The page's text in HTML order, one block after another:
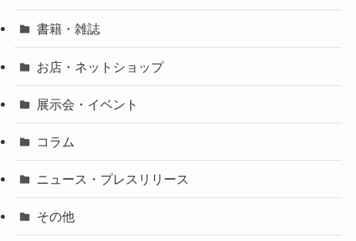
書籍・雑誌
お店・ネットショップ
展示会・イベント
コラム
ニュース・プレスリリース
その他